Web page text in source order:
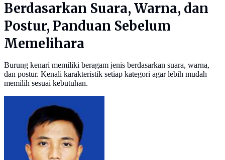
Berdasarkan Suara, Warna, dan
Postur, Panduan Sebelum
Memelihara
Burung kenari memiliki beragam jenis berdasarkan suara, warna,
dan postur. Kenali karakteristik setiap kategori agar lebih mudah
memilih sesuai kebutuhan.